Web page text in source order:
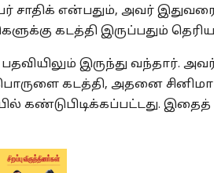
சாதிக் என்பதும், அவர் இதுவரை
கடத்தி இருப்பதும் தெரிய
பதவியிலும் இருந்து வந்தார்.
கடத்தி, அதனை சினிமா
கண்டுபிடிக்கப்பட்டது. இதைத்